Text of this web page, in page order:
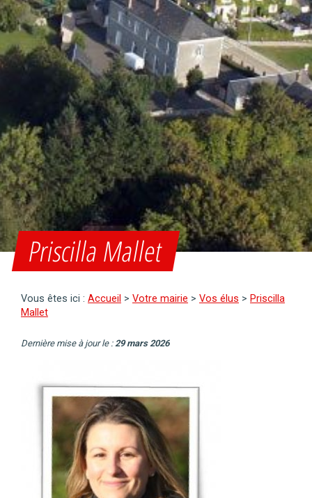
Priscilla Mallet
Vous êtes ici : Accueil > Votre mairie > Vos élus > Priscilla
Mallet
Dernière mise à jour le :29 mars 2026